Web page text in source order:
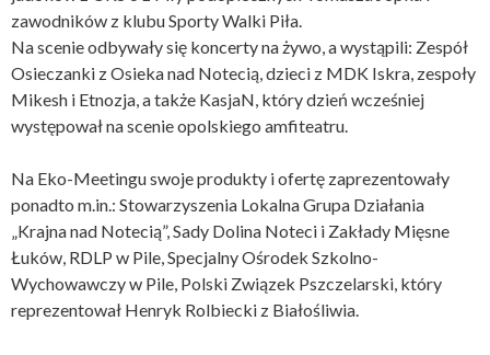
zawodników z klubu Sporty Walki Piła.
Na scenie odbywały się koncerty na żywo, a wystąpili: Zespół
Osieczanki z Osieka nad Notecią, dzieci z MDK Iskra, zespoły
Mikesh i Etnozja, a także KasjaN, który dzień wcześniej
występował na scenie opolskiego amfiteatru.
Na Eko-Meetingu swoje produkty i ofertę zaprezentowały
ponadto m.in.: Stowarzyszenia Lokalna Grupa Działania
„Krajna nad Notecią”, Sady Dolina Noteci i Zakłady Mięsne
Łuków, RDLP w Pile, Specjalny Ośrodek Szkolno-
Wychowawczy w Pile, Polski Związek Pszczelarski, który
reprezentował Henryk Rolbiecki z Białośliwia.